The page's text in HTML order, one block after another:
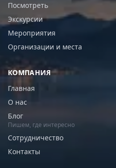
Посмотреть
Экскурсии
Мероприятия
Организации и места
КОМПАНИЯ
Главная
О нас
Блог
Пишем, где интересно
Сотрудничество
Контакты